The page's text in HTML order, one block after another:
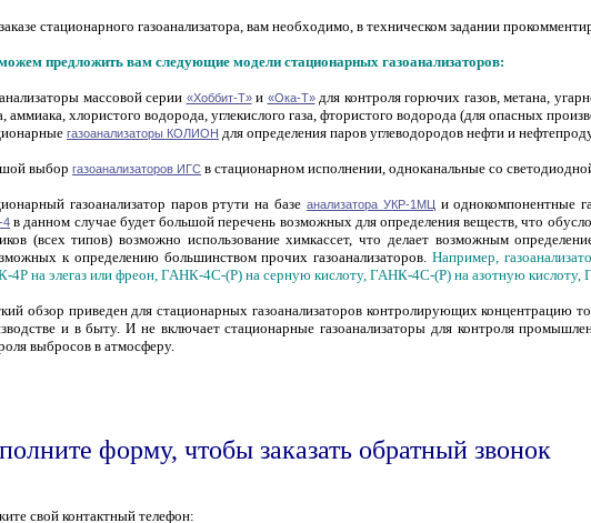
стационарного газоанализатора, вам необходимо, в техническом задании
предложить вам следующие модели стационарных газоанализаторов:
массовой серии «Хоббит-Т»и «Ока-Т»для контроля горючих газов, метана,
аммиака, хлористого водорода, углекислого газа, фтористого водорода (для опасных
газоанализаторы КОЛИОН для определения паров углеводородов нефти и
выбор газоанализаторов ИГС в стационарном исполнении, одноканальные со
газоанализатор паров ртути на базе анализатора УКР-1МЦ и однокомпонентные
4 в данном случае будет большой перечень возможных для определения веществ, что
(всех типов) возможно использование химкассет, что делает возможным
к определению большинством прочих газоанализаторов.Например,
4Р на элегаз или фреон, ГАНК-4С-(Р) на серную кислоту, ГАНК-4С-(Р) на азотную кислоту,
обзор приведен для стационарных газоанализаторов контролирующих концентрацию
и в быту. И не включает стационарные газоанализаторы для контроля
выбросов в атмосферу.
форму, чтобы заказать обратный звонок
свой контактный телефон: